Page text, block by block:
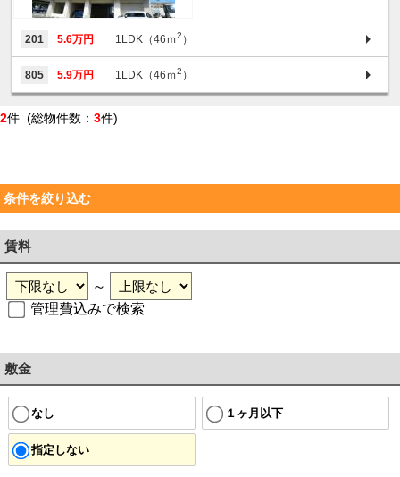
201 5.6万円 1LDK（46ｍ2 ）
805 5.9万円 1LDK（46ｍ2 ）
2件 (総物件数： 3件)
条件を絞り込む
賃料
～
管理費込みで検索
敷金
なし １ヶ月以下
指定しない